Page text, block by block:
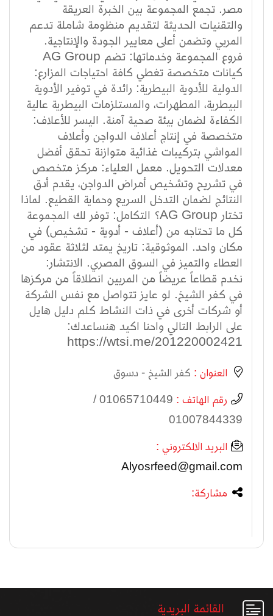
مصر. تجمع المجموعة بين الخبرة العريقة
والتقنيات الحديثة لتقديم منظومة شاملة تدعم
المربي وتضمن أعلى معايير الجودة والإنتاجية.
فروع المجموعة وخدماتها: تضم AG Group
كيانات متخصصة تغطي كافة احتياجات المزارع:
الدولية للأدوية البيطرية: رائدة في توفير الأدوية
البيطرية، المطهرات، والمستلزمات البيطرية عالية
الكفاءة لضمان بيئة صحية آمنة. اليسر للأعلاف:
متخصصة في إنتاج أعلاف الدواجن وأعلاف
المواشي بتركيبات غذائية متوازنة تحقق أفضل
معدلات التحويل. معمل العلياء: مركز متخصص
في تشريح وتشخيص أمراض الدواجن، يقدم أدق
النتائج لضمان التدخل السريع وحماية القطيع. لماذا
تختار AG Group؟ التكامل: توفر لك المجموعة
كل ما تحتاجه من (أعلاف - أدوية - تشخيص) في
مكان واحد. الموثوقية: تاريخ يمتد لثلاثة عقود من
العطاء والتميز في السوق المصري. الانتشار:
نخدم قطاعاً عريضاً من المربين انطلاقاً من مركزها
في كفر الشيخ. لو عايز تتواصل مع نفس الشركة
أو شركات أخرى في ذات النشاط كلم دليل هايل
على الرابط التالي واحنا اكيد هنساعدك:
https://wtsi.me/201220002421
العنوان : كفر الشيخ - دسوق
رقم الهاتف :
01065710449 /
01007844339
البريد الالكتروني :
Alyosrfeed@gmail.com
مشاركة:
القائمة البريدية